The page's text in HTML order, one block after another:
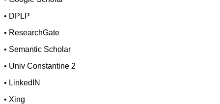
• DPLP
• ResearchGate
• Semantic Scholar
• Univ Constantine 2
• LinkedIN
• Xing